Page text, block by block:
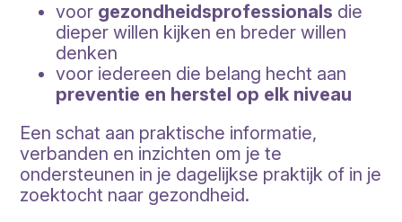
voor gezondheidsprofessionals die
dieper willen kijken en breder willen
denken
voor iedereen die belang hecht aan
preventie en herstel op elk niveau
Een schat aan praktische informatie,
verbanden en inzichten om je te
ondersteunen in je dagelijkse praktijk of in je
zoektocht naar gezondheid.